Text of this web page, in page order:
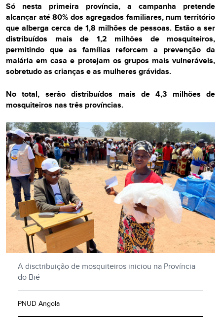
Só nesta primeira província, a campanha pretende
alcançar até 80% dos agregados familiares, num território
que alberga cerca de 1,8 milhões de pessoas. Estão a ser
distribuídos mais de 1,2 milhões de mosquiteiros,
permitindo que as famílias reforcem a prevenção da
malária em casa e protejam os grupos mais vulneráveis,
sobretudo as crianças e as mulheres grávidas.
No total, serão distribuídos mais de 4,3 milhões de
mosquiteiros nas três províncias.
A disctribuição de mosquiteiros iniciou na Província
do Bié
PNUD Angola